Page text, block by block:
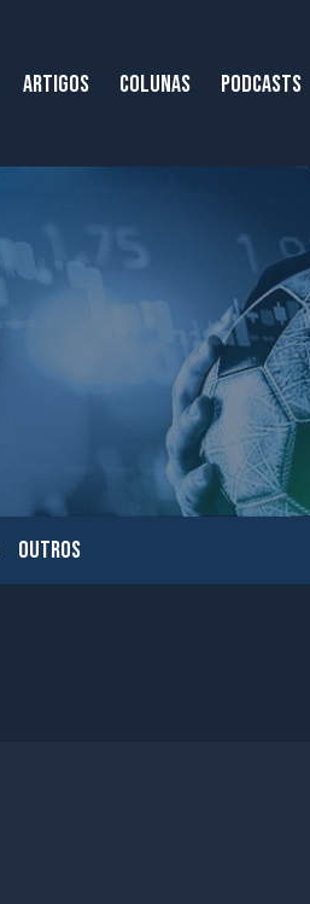
ARTIGOS COLUNAS PODCASTS
OUTROS